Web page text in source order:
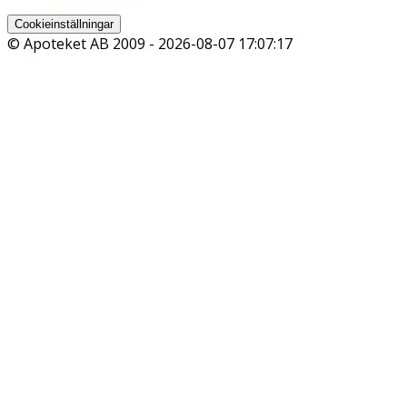
Cookieinställningar
© Apoteket AB 2009 - 2026-08-07 17:07:17